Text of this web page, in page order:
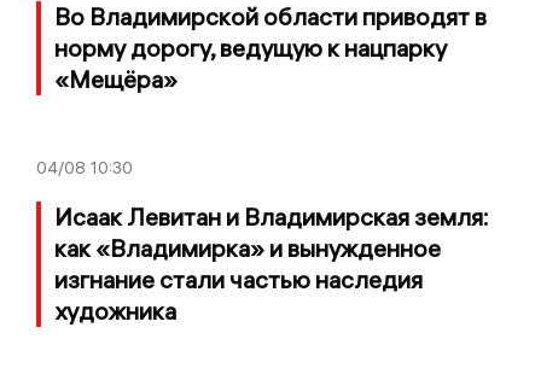
Во Владимирской области приводят в
норму дорогу, ведущую к нацпарку
«Мещёра»
04/08 10:30
Исаак Левитан и Владимирская земля:
как «Владимирка» и вынужденное
изгнание стали частью наследия
художника